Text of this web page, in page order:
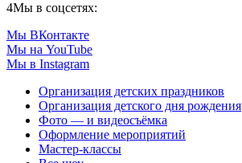
4Мы в соцсетях:
Мы ВКонтакте
Мы на YouTube
Мы в Instagram
Организация детских праздников
Организация детского дня рождения
Фото — и видеосъёмка
Оформление мероприятий
Мастер-классы